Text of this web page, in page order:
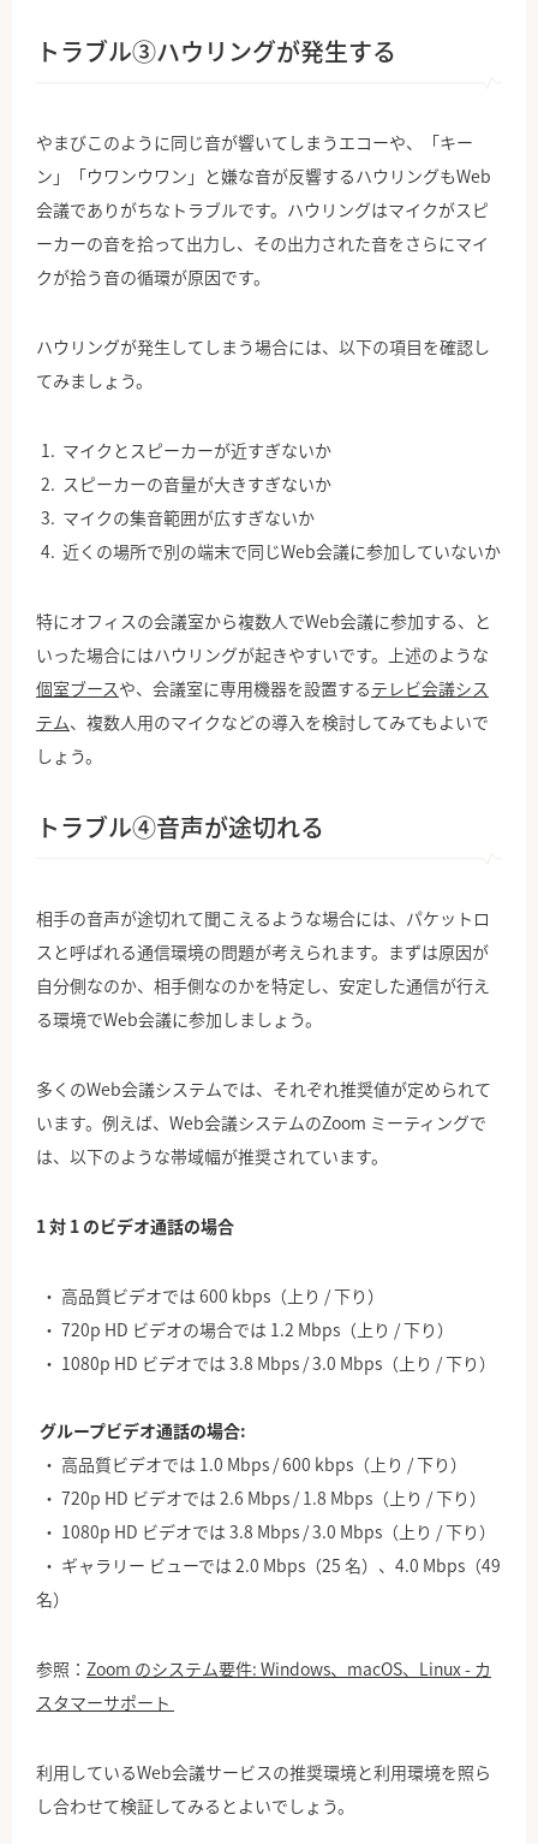
トラブル③ハウリングが発生する
やまびこのように同じ音が響いてしまうエコーや、「キー
ン」「ウワンウワン」と嫌な音が反響するハウリングもWeb
会議でありがちなトラブルです。ハウリングはマイクがスピ
ーカーの音を拾って出力し、その出力された音をさらにマイ
クが拾う音の循環が原因です。
ハウリングが発生してしまう場合には、以下の項目を確認し
てみましょう。
マイクとスピーカーが近すぎないか
スピーカーの音量が大きすぎないか
マイクの集音範囲が広すぎないか
近くの場所で別の端末で同じWeb会議に参加していないか
特にオフィスの会議室から複数人でWeb会議に参加する、と
いった場合にはハウリングが起きやすいです。上述のような
個室ブースや、会議室に専用機器を設置するテレビ会議シス
テム、複数人用のマイクなどの導入を検討してみてもよいで
しょう。
トラブル④音声が途切れる
相手の音声が途切れて聞こえるような場合には、パケットロ
スと呼ばれる通信環境の問題が考えられます。まずは原因が
自分側なのか、相手側なのかを特定し、安定した通信が行え
る環境でWeb会議に参加しましょう。
多くのWeb会議システムでは、それぞれ推奨値が定められて
います。例えば、Web会議システムのZoom ミーティングで
は、以下のような帯域幅が推奨されています。
1 対 1 のビデオ通話の場合
高品質ビデオでは 600 kbps（上り / 下り）
720p HD ビデオの場合では 1.2 Mbps（上り / 下り）
1080p HD ビデオでは 3.8 Mbps / 3.0 Mbps（上り / 下り）
グループビデオ通話の場合:
高品質ビデオでは 1.0 Mbps / 600 kbps（上り / 下り）
720p HD ビデオでは 2.6 Mbps / 1.8 Mbps（上り / 下り）
1080p HD ビデオでは 3.8 Mbps / 3.0 Mbps（上り / 下り）
ギャラリー ビューでは 2.0 Mbps（25 名）、4.0 Mbps（49
名）
参照： Zoom のシステム要件: Windows、macOS、Linux - カ
スタマーサポート
利用しているWeb会議サービスの推奨環境と利用環境を照ら
し合わせて検証してみるとよいでしょう。